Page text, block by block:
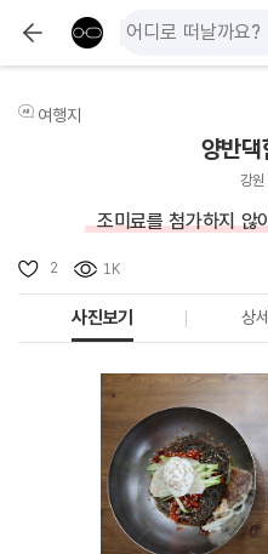
여행지
양반댁
강원
조미료를 첨가하지 않
2 1K
사진보기 상